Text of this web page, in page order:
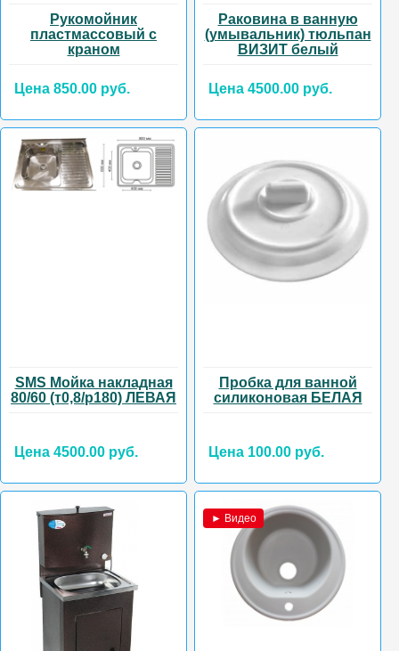
Рукомойник
пластмассовый с
краном
Цена 850.00 руб.
Раковина в ванную
(умывальник) тюльпан
ВИЗИТ белый
Цена 4500.00 руб.
SMS Мойка накладная
80/60 (т0,8/р180) ЛЕВАЯ
Цена 4500.00 руб.
Пробка для ванной
силиконовая БЕЛАЯ
Цена 100.00 руб.
► Видео